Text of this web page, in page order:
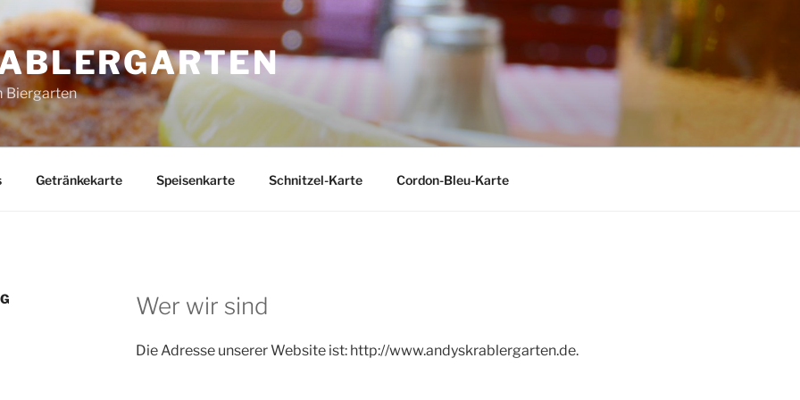
Biergarten
Getränkekarte Speisenkarte Schnitzel-Karte Cordon-Bleu-Karte
Wer wir sind
Die Adresse unserer Website ist: http://www.andyskrablergarten.de.